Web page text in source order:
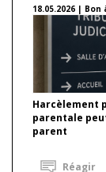
18.05.2026 | Bon
Harcèlement
parentale
parent
Réagir